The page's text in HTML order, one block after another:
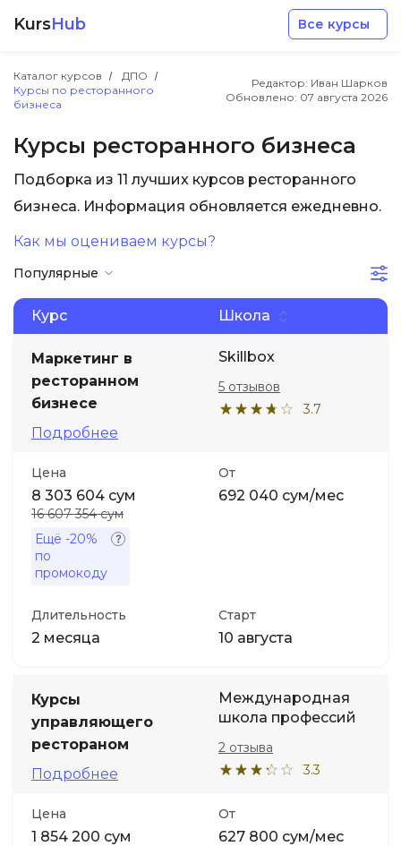
KursHub Все курсы
Каталог курсов
ДПО
Курсы по ресторанного
бизнеса
Редактор: Иван Шарков
Обновлено: 07 августа 2026
Курсы ресторанного бизнеса
Подборка из 11 лучших курсов ресторанного
бизнеса. Информация обновляется ежедневно.
Как мы оцениваем курсы?
Популярные
Курс Школа
Маркетинг в
ресторанном
бизнесе
Подробнее
Skillbox
3.7
5 отзывов
Цена
8 303 604 сум
16 607 354 сум
Ещё -20%
по
промокоду
От
692 040 сум/мес
Длительность
2 месяца
Старт
10 августа
Курсы
управляющего
рестораном
Подробнее
Международная
школа профессий
3.3
2 отзыва
Цена
1 854 200 сум
От
627 800 сум/мес
Разработка
Маркетинг
Дизайн
Менеджмент
Иностранные языки
Soft Skills
ДПО
Акции и промокоды